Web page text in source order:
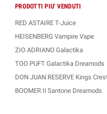
PRODOTTI PIU' VENDUTI
RED ASTAIRE T-Juice
HEISENBERG Vampire Vape
ZIO ADRIANO Galactika
TOO PUFT Galactika Dreamods
DON JUAN RESERVE Kings
BOOMER Il Santone Dreamods